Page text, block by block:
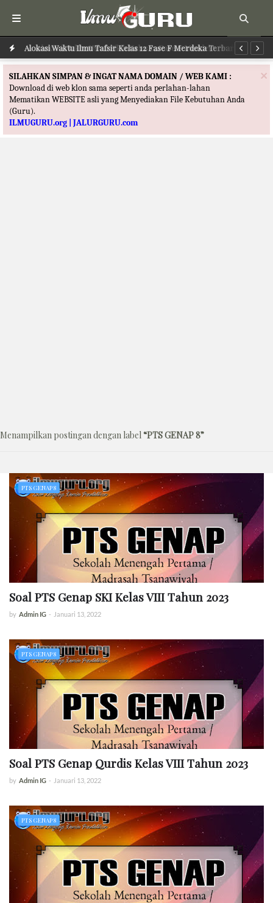
Alokasi Waktu Ilmu Tafsir Kelas 12 Fase F Merdeka Terbaru
×
SILAHKAN SIMPAN & INGAT NAMA DOMAIN / WEB KAMI :
Download di web klon sama seperti anda perlahan-lahan
Mematikan WEBSITE asli yang Menyediakan File Kebutuhan Anda
(Guru).
ILMUGURU.org | JALURGURU.com
Menampilkan postingan dengan label PTS GENAP 8
PTS GENAP 8
Soal PTS Genap SKI Kelas VIII Tahun 2023
by Admin IG - Januari 13, 2022
PTS GENAP 8
Soal PTS Genap Qurdis Kelas VIII Tahun 2023
by Admin IG - Januari 13, 2022
PTS GENAP 8